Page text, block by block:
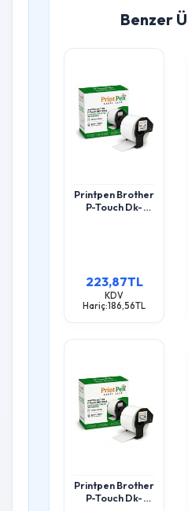
Benzer
Printpen Brother
P-Touch Dk-
223,87TL
KDV
Hariç:186,56TL
Printpen Brother
P-Touch Dk-